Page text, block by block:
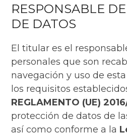
RESPONSABLE
DE DATOS
El titular es el
personales que son
navegación y uso de
los requisitos
REGLAMENTO (UE)
protección de datos de
así como conforme a la